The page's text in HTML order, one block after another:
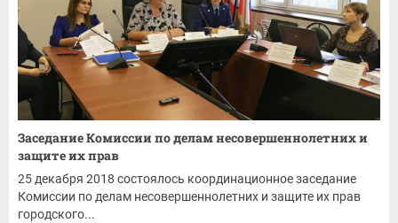
Заседание Комиссии по делам несовершеннолетних и
защите их прав
25 декабря 2018 состоялось координационное заседание
Комиссии по делам несовершеннолетних и защите их прав
городского...